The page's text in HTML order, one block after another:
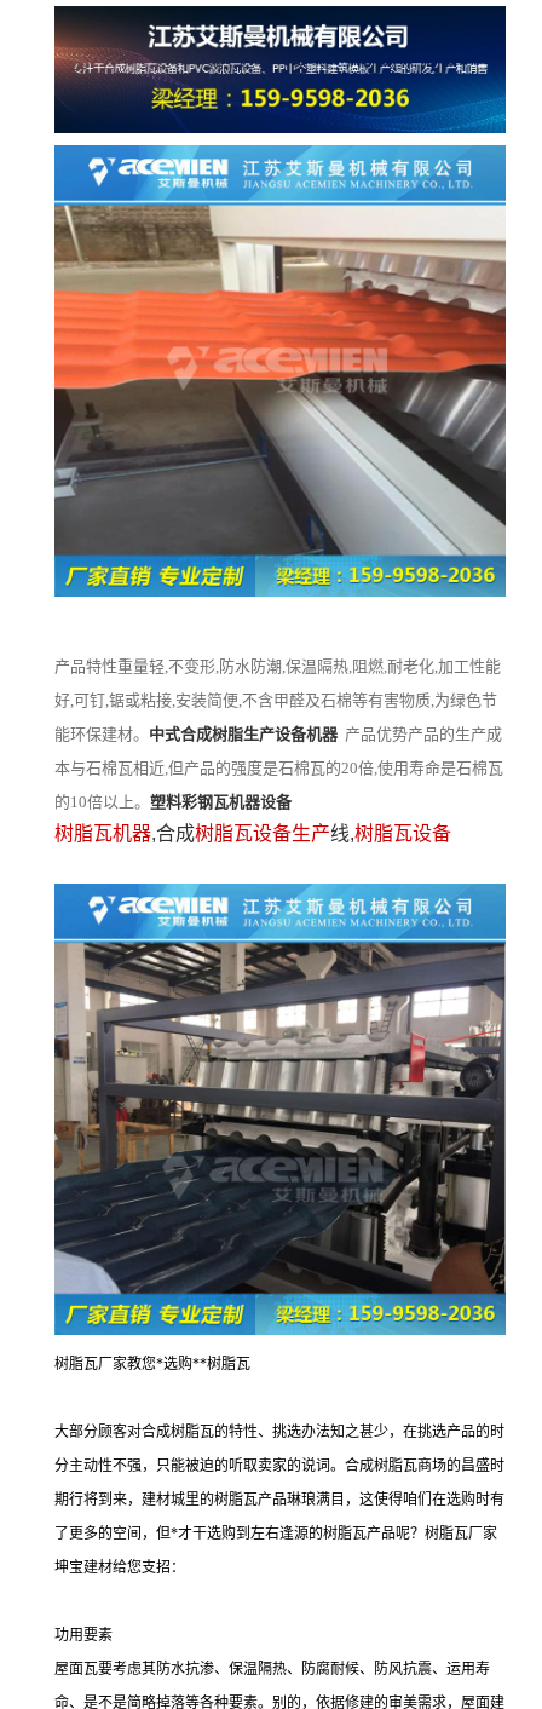
产品特性重量轻,不变形,防水防潮,保温隔热,阻燃,耐老化,加工性能
好,可钉,锯或粘接,安装简便,不含甲醛及石棉等有害物质,为绿色节
能环保建材。 中式合成树脂生产设备机器 产品优势产品的生产成
本与石棉瓦相近,但产品的强度是石棉瓦的20倍,使用寿命是石棉瓦
的10倍以上。 塑料彩钢瓦机器设备
树脂瓦机器,合成树脂瓦设备生产线,树脂瓦设备
树脂瓦厂家教您*选购**树脂瓦
大部分顾客对合成树脂瓦的特性、挑选办法知之甚少，在挑选产品的时
分主动性不强，只能被迫的听取卖家的说词。合成树脂瓦商场的昌盛时
期行将到来，建材城里的树脂瓦产品琳琅满目，这使得咱们在选购时有
了更多的空间，但*才干选购到左右逢源的树脂瓦产品呢？树脂瓦厂家
坤宝建材给您支招：
功用要素
屋面瓦要考虑其防水抗渗、保温隔热、防腐耐候、防风抗震、运用寿
命、是不是简略掉落等各种要素。别的，依据修建的审美需求，屋面建